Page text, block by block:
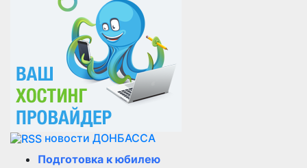
новости ДОНБАССА
Подготовка к юбилею